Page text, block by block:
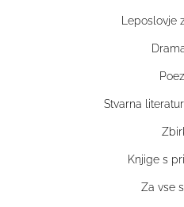
Leposlovje
Stvarna
Knjige s
Za vse